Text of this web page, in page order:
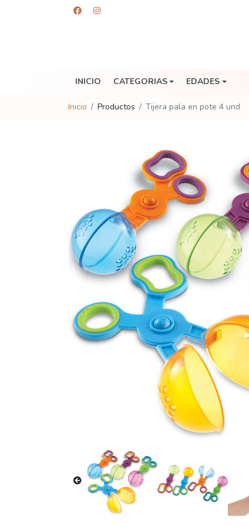
INICIO CATEGORIAS EDADES
Inicio Productos Tijera pala en pote 4 und